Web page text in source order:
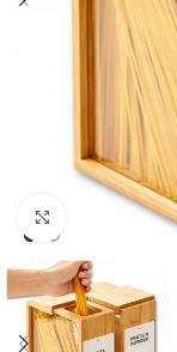
Click to